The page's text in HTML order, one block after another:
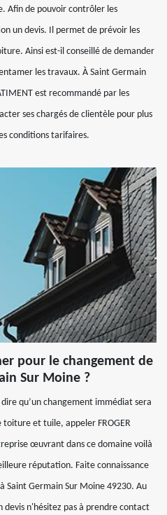
Afin de pouvoir contrôler les
un devis. Il permet de prévoir les
Ainsi est-il conseillé de demander
les travaux. À Saint Germain
est recommandé par les
ses chargés de clientèle pour plus
conditions tarifaires.
pour le changement de
Sur Moine ?
qu’un changement immédiat sera
toiture et tuile, appeler FROGER
œuvrant dans ce domaine voilà
réputation. Faite connaissance
Saint Germain Sur Moine 49230. Au
devis n'hésitez pas à prendre contact